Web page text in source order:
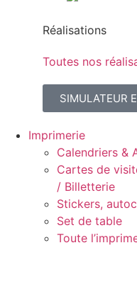
Réalisations
Toutes nos
SIMULATEUR
Imprimerie
Calendriers &
Cartes de
/ Billetterie
Stickers,
Set de table
Toute